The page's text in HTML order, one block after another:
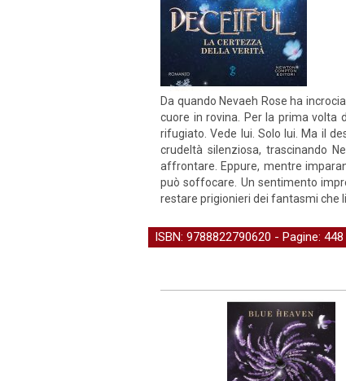
Da quando Nevaeh Rose ha
cuore in rovina. Per la prima volta
rifugiato. Vede lui. Solo lui. Ma il
crudeltà silenziosa, trascinando
affrontare. Eppure, mentre
può soffocare. Un sentimento
restare prigionieri dei fantasmi che
ISBN: 9788822790620 - Pagine: